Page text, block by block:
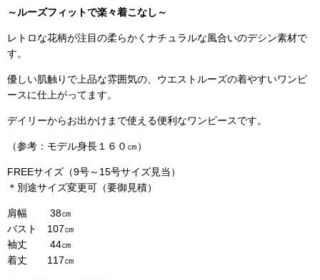
～ルーズフィットで楽々着こなし～
レトロな花柄が注目の柔らかくナチュラルな風合いのデシン素材で
す。
優しい肌触りで上品な雰囲気の、ウエストルーズの着やすいワンピ
ースに仕上がってます。
デイリーからお出かけまで使える便利なワンピースです。
（参考：モデル身長１６０㎝）
FREEサイズ（9号～15号サイズ見当）
＊別途サイズ変更可（要御見積）
肩幅 38㎝
バスト 107㎝
袖丈 44㎝
着丈 117㎝